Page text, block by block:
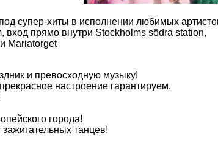
супер-хиты в исполнении любимых
прямо внутри Stockholms södra station,
Mariatorget
и превосходную музыку!
настроение гарантируем.
города!
танцев!